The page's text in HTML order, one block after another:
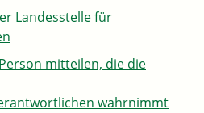
Landesstelle für
mitteilen, die die
wahrnimmt